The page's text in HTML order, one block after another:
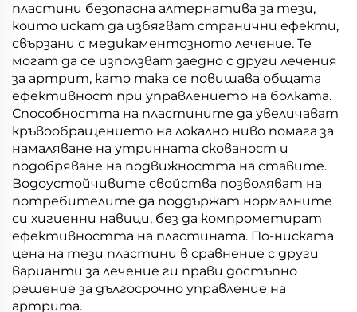
пластини безопасна алтернатива за тези,
които искат да избягват странични ефекти,
свързани с медикаментозното лечение. Те
могат да се използват заедно с други лечения
за артрит, като така се повишава общата
ефективност при управлението на болката.
Способността на пластините да увеличават
кръвообращението на локално ниво помага за
намаляване на утринната скованост и
подобряване на подвижността на ставите.
Водоустойчивите свойства позволяват на
потребителите да поддържат нормалните
си хигиенни навици, без да компрометират
ефективността на пластината. По-ниската
цена на тези пластини в сравнение с други
варианти за лечение ги прави достъпно
решение за дългосрочно управление на
артрита.